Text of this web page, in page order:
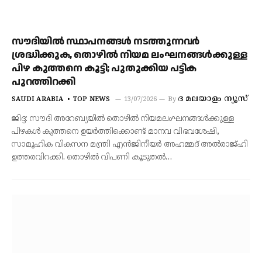
സൗദിയിൽ സ്ഥാപനങ്ങൾ നടത്തുന്നവർ
ശ്രദ്ധിക്കുക, തൊഴിൽ നിയമ ലംഘനങ്ങൾക്കുള്ള
പിഴ കുത്തനെ കൂട്ടി; പുതുക്കിയ പട്ടിക
പുറത്തിറക്കി
SAUDI ARABIA TOP NEWS 13/07/2026 By ദ മലയാളം ന്യൂസ്
ജിദ്ദ: സൗദി അറേബ്യയിൽ തൊഴിൽ നിയമലംഘനങ്ങൾക്കുള്ള
പിഴകൾ കുത്തനെ ഉയർത്തിക്കൊണ്ട് മാനവ വിഭവശേഷി,
സാമൂഹിക വികസന മന്ത്രി എൻജിനീയർ അഹമ്മദ് അൽരാജ്ഹി
ഉത്തരവിറക്കി. തൊഴിൽ വിപണി കൂടുതൽ…